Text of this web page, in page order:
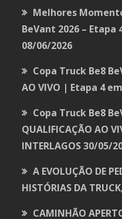
Melhores
BeVant 2026 –
08/06/2026
Copa Truck Be8
AO VIVO | Etapa 4
Copa Truck Be8
QUALIFICAÇÃO AO
INTERLAGOS 30/05/
A EVOLUÇÃO DE
HISTÓRIAS DA
CAMINHÃO